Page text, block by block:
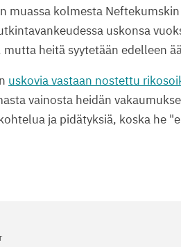
muassa kolmesta
uskonsa
heitä syytetään edelleen
uskovia vastaan nostettu
vainosta heidän
ja pidätyksiä, koska he